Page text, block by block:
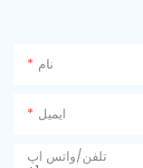
نام
ایمیل
تلفن/واتس اپ